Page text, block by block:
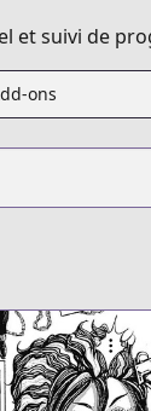
et suivi de
ons